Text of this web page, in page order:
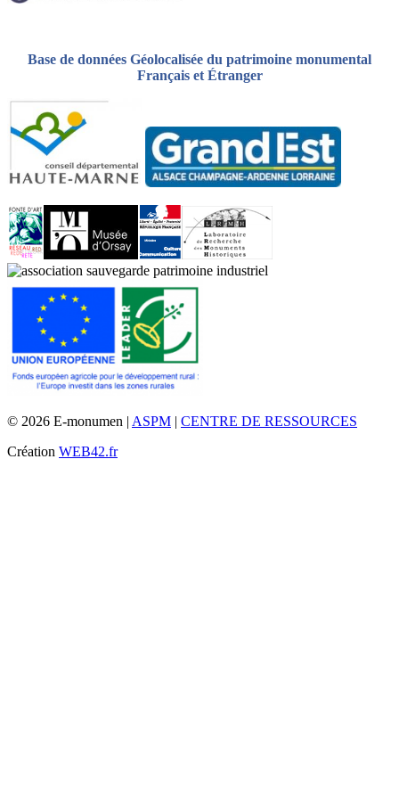
Base de données Géolocalisée du patrimoine monumental
Français et Étranger
© 2026 E-monumen | ASPM | CENTRE DE RESSOURCES
Création WEB42.fr